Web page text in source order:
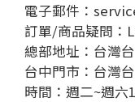
電子郵件：
訂單/商品疑問：
總部地址：台灣
台中門市：台灣
時間：週二~週六